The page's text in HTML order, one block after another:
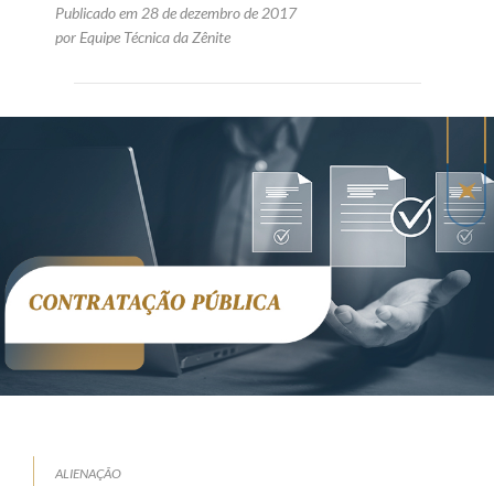
Publicado em 28 de dezembro de 2017
por Equipe Técnica da Zênite
ALIENAÇÃO